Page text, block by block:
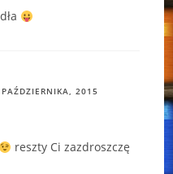
2015
reszty Ci zazdroszczę